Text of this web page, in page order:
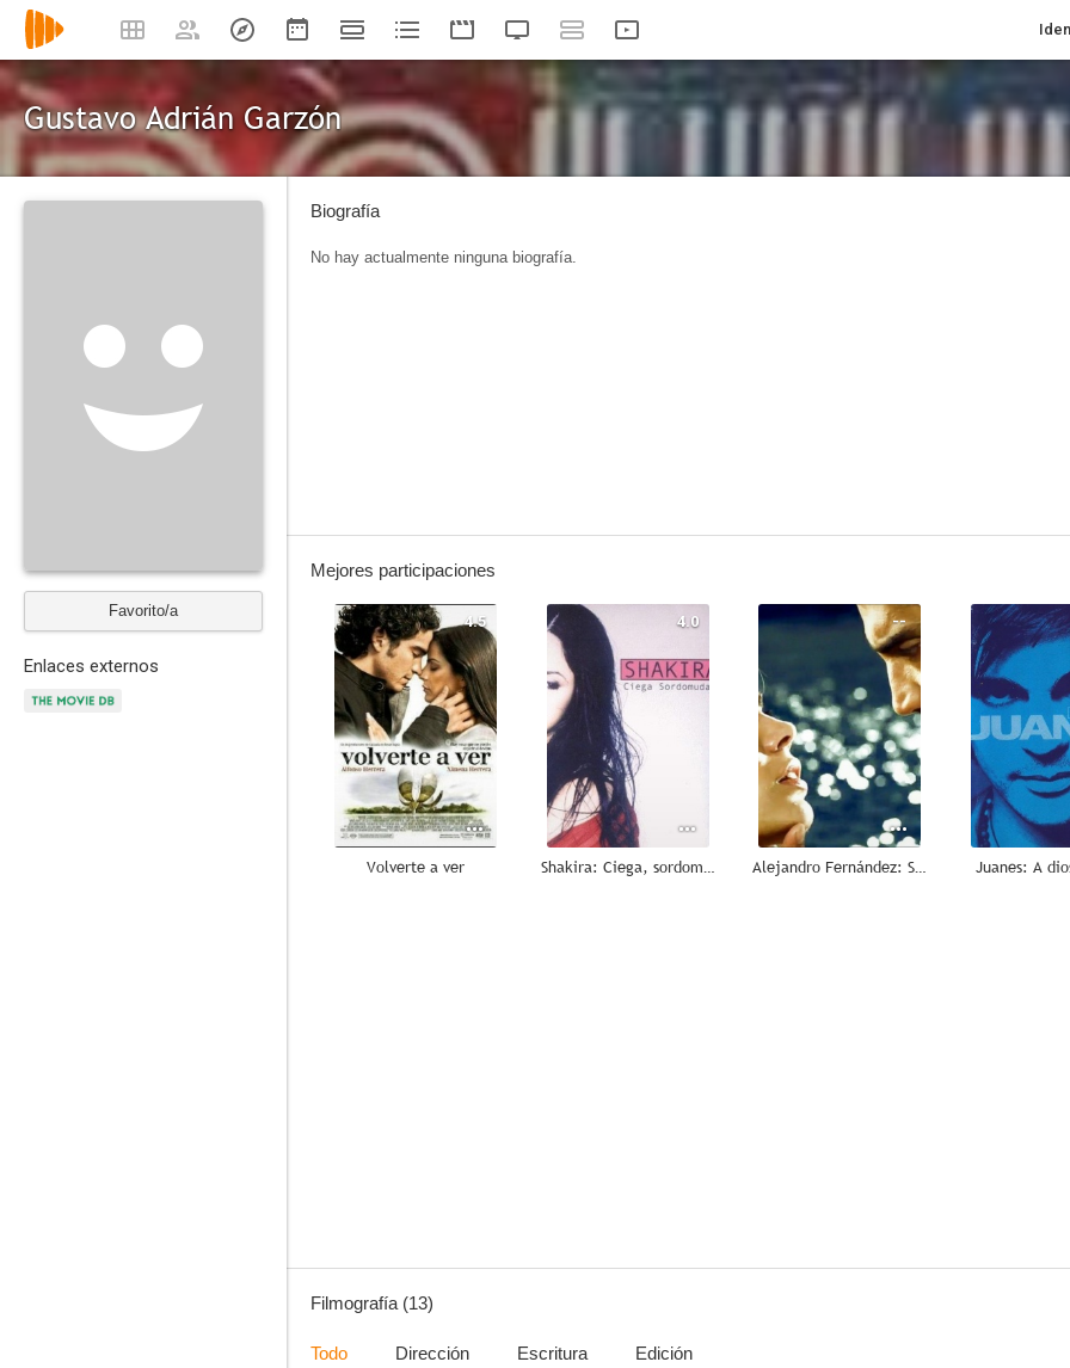
Gustavo Adrián Garzón
Favorito/a
Enlaces externos
Biografía
No hay actualmente ninguna biografía.
Mejores participaciones
4.5
Volverte a ver
4.0
Shakira: Ciega, sordomuda (Vídeo musical)
--
Alejandro Fernández: Se me va la voz (Vídeo musical) Juanes: A
Filmografía (13)
Todo Dirección Escritura Edición